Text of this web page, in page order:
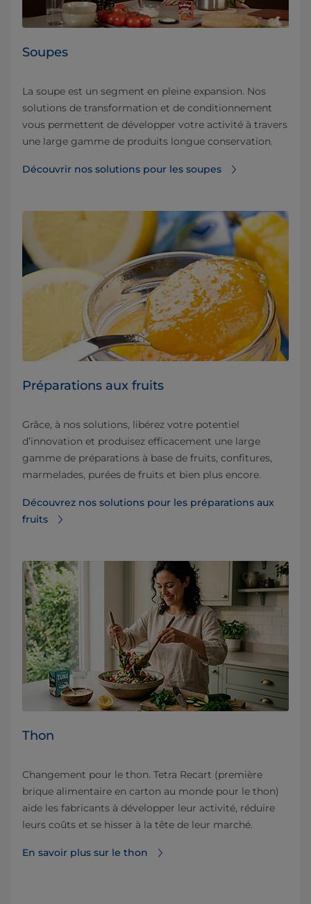
Soupes
La soupe est un segment en pleine expansion. Nos
solutions de transformation et de conditionnement
vous permettent de développer votre activité à travers
une large gamme de produits longue conservation.
Découvrir nos solutions pour les soupes
Préparations aux fruits
Grâce, à nos solutions, libérez votre potentiel
d’innovation et produisez efficacement une large
gamme de préparations à base de fruits, confitures,
marmelades, purées de fruits et bien plus encore.
Découvrez nos solutions pour les préparations aux
fruits
Thon
Changement pour le thon. Tetra Recart (première
brique alimentaire en carton au monde pour le thon)
aide les fabricants à développer leur activité, réduire
leurs coûts et se hisser à la tête de leur marché.
En savoir plus sur le thon